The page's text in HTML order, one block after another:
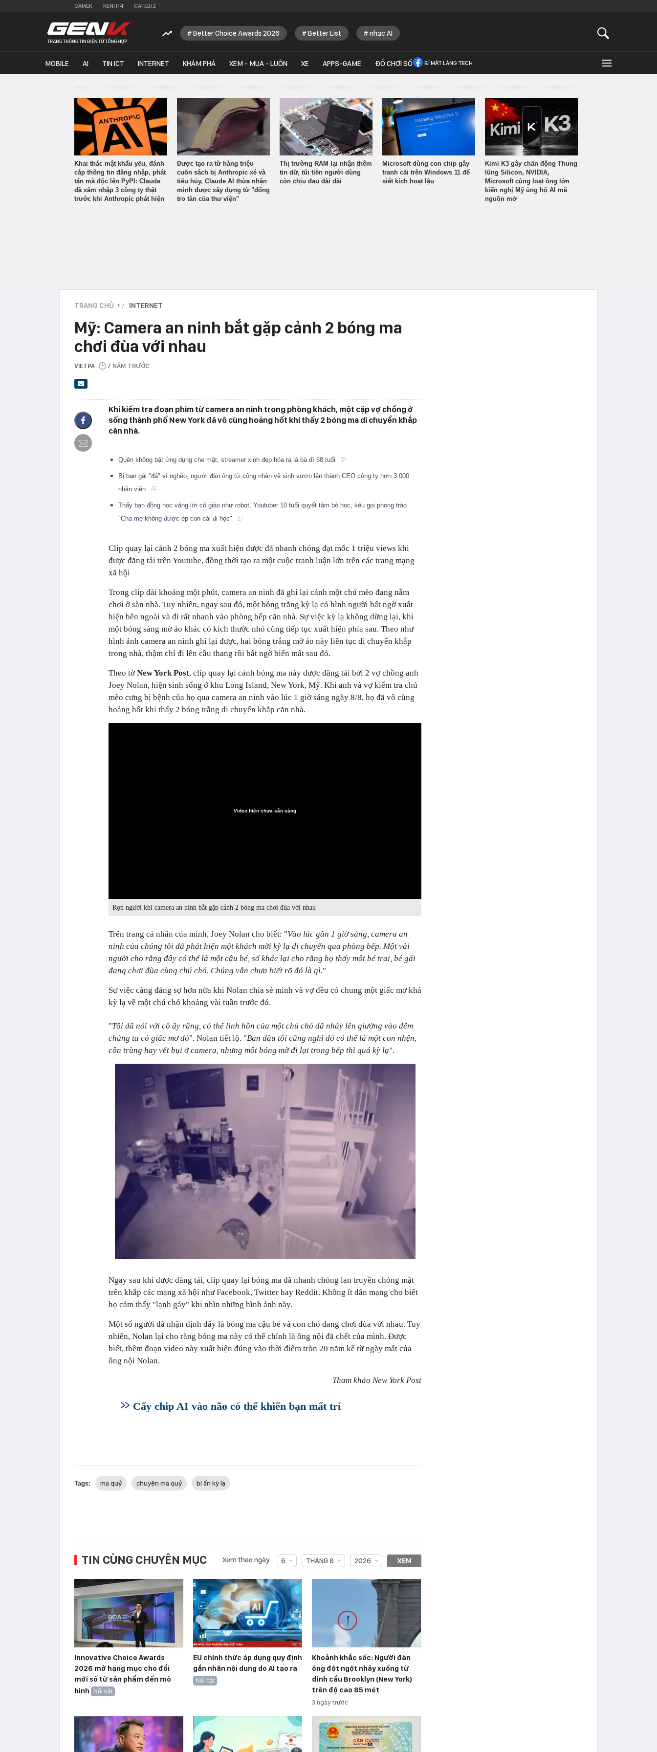
GAMEK KENH14 CAFEBIZ
Better Choice Awards 2026 Better List nhạc AI
MOBILE AI TIN ICT INTERNET KHÁM PHÁ XEM - MUA - LUÔN XE APPS-GAME ĐỒ CHƠI SỐ BÍ MẬT LÀNG TECH
Khai thác mật khẩu yếu, đánh
cắp thông tin đăng nhập, phát
tán mã độc lên PyPI: Claude
đã xâm nhập 3 công ty thật
trước khi Anthropic phát hiện
Được tạo ra từ hàng triệu
cuốn sách bị Anthropic xé và
tiêu hủy, Claude AI thừa nhận
mình được xây dựng từ "đống
tro tàn của thư viện"
Thị trường RAM lại nhận thêm
tin dữ, túi tiền người dùng
còn chịu đau dài dài
Microsoft dùng con chip gây
tranh cãi trên Windows 11 để
siết kích hoạt lậu
Kimi K3 gây chấn động Thung
lũng Silicon, NVIDIA,
Microsoft cùng loạt ông lớn
kiến nghị Mỹ ủng hộ AI mã
nguồn mở
TRANG CHỦ › INTERNET
Mỹ: Camera an ninh bắt gặp cảnh 2 bóng ma
chơi đùa với nhau
VIETPA 7 NĂM TRƯỚC
Khi kiểm tra đoạn phim từ camera an ninh trong phòng khách, một cặp vợ chồng ở
sống thành phố New York đã vô cùng hoảng hốt khi thấy 2 bóng ma di chuyển khắp
căn nhà.
Quên không bật ứng dụng che mặt, streamer xinh đẹp hóa ra là bà dì 58 tuổi
Bị bạn gái "đá" vì nghèo, người đàn ông từ công nhân vệ sinh vươn lên thành CEO công ty hơn 3.000
nhân viên
Thấy bạn đồng học vâng lời cô giáo như robot, Youtuber 10 tuổi quyết tâm bỏ học, kêu gọi phong trào
"Cha mẹ không được ép con cái đi học"
Clip quay lại cảnh 2 bóng ma xuất hiện được đã nhanh chóng đạt mốc 1 triệu views khi
được đăng tải trên Youtube, đồng thời tạo ra một cuộc tranh luận lớn trên các trang mạng
xã hội
Trong clip dài khoảng một phút, camera an ninh đã ghi lại cảnh một chú mèo đang nằm
chơi ở sàn nhà. Tuy nhiên, ngay sau đó, một bóng trắng kỳ lạ có hình người bất ngờ xuất
hiện bên ngoài và đi rất nhanh vào phòng bếp căn nhà. Sự việc kỳ lạ không dừng lại, khi
một bóng sáng mờ ảo khác có kích thước nhỏ cũng tiếp tục xuất hiện phía sau. Theo như
hình ảnh camera an ninh ghi lại được, hai bóng trắng mờ ảo này liên tục di chuyển khắp
trong nhà, thậm chí đi lên cầu thang rồi bất ngờ biến mất sau đó.
Theo tờNew York Post, clip quay lại cảnh bóng ma này được đăng tải bởi 2 vợ chồng anh
Joey Nolan, hiện sinh sống ở khu Long Island, New York, Mỹ. Khi anh và vợ kiểm tra chú
mèo cưng bị bệnh của họ qua camera an ninh vào lúc 1 giờ sáng ngày 8/8, họ đã vô cùng
hoảng hốt khi thấy 2 bóng trắng di chuyển khắp căn nhà.
Video hiện chưa sẵn sàng
Rợn người khi camera an ninh bắt gặp cảnh 2 bóng ma chơi đùa với nhau
Trên trang cá nhân của mình, Joey Nolan cho biết: "Vào lúc gần 1 giờ sáng, camera an
ninh của chúng tôi đã phát hiện một khách mời kỳ lạ di chuyển qua phòng bếp. Một vài
người cho rằng đây có thể là một cậu bé, số khác lại cho rằng họ thấy một bé trai, bé gái
đang chơi đùa cùng chú chó. Chúng vẫn chưa biết rõ đó là gì."
Sự việc càng đáng sợ hơn nữa khi Nolan chia sẻ mình và vợ đều có chung một giấc mơ khá
kỳ lạ về một chú chó khoảng vài tuần trước đó.
"Tôi đã nói với cô ấy rằng, có thể linh hồn của một chú chó đã nhảy lên giường vào đêm
chúng ta có giấc mơ đó". Nolan tiết lộ. "Ban đầu tôi cũng nghĩ đó có thể là một con nhện,
côn trùng hay vết bụi ở camera, nhưng một bóng mờ đi lại trong bếp thì quá kỳ lạ".
Ngay sau khi được đăng tải, clip quay lại bóng ma đã nhanh chóng lan truyền chóng mặt
trên khắp các mạng xã hội như Facebook, Twitter hay Reddit. Không ít dân mạng cho biết
họ cảm thấy "lạnh gáy" khi nhìn những hình ảnh này.
Một số người đã nhận định đây là bóng ma cậu bé và con chó đang chơi đùa với nhau. Tuy
nhiên, Nolan lại cho rằng bóng ma này có thể chính là ông nội đã chết của mình. Được
biết, thêm đoạn video này xuất hiện đúng vào thời điểm tròn 20 năm kể từ ngày mất của
ông nội Nolan.
Tham khảo New York Post
Cấy chip AI vào não có thể khiến bạn mất trí
Tags: ma quỷ chuyện ma quỷ bí ẩn kỳ lạ
TIN CÙNG CHUYÊN MỤC Xem theo ngày 6 THÁNG 8 2026 XEM
Innovative Choice Awards
2026 mở hạng mục cho đổi
mới số từ sản phẩm đến mô
hình
Nổi bật
EU chính thức áp dụng quy định
gắn nhãn nội dung do AI tạo ra
Nổi bật
Khoảnh khắc sốc: Người đàn
ông đột ngột nhảy xuống từ
đỉnh cầu Brooklyn (New York)
trên độ cao 85 mét
3 ngày trước